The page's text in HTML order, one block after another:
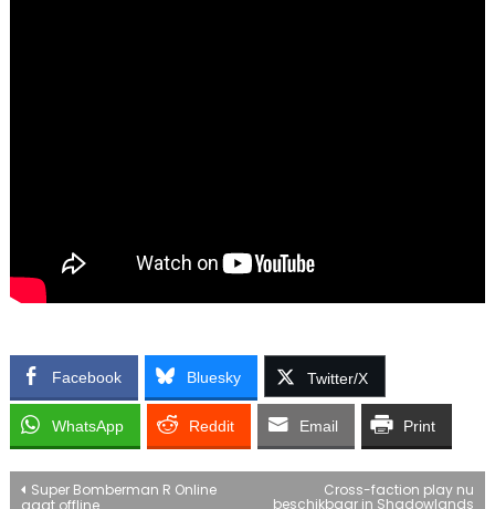
Facebook Bluesky Twitter/X
WhatsApp Reddit Email Print
Bericht
Super Bomberman R Online
gaat offline
Cross-faction play nu
beschikbaar in Shadowlands